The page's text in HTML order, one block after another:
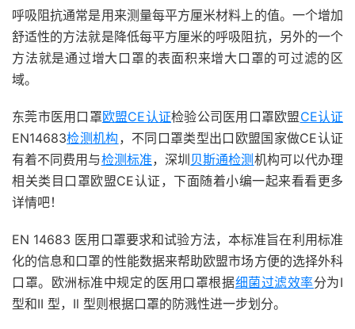
呼吸阻抗通常是用来测量每平方厘米材料上的值。一个增加
舒适性的方法就是降低每平方厘米的呼吸阻抗，另外的一个
方法就是通过增大口罩的表面积来增大口罩的可过滤的区
域。
东莞市医用口罩欧盟CE认证检验公司医用口罩欧盟CE认证
EN14683检测机构 ，不同口罩类型出口欧盟国家做CE认证
有着不同费用与检测标准，深圳 贝斯通检测 机构可以代办理
相关类目口罩欧盟CE认证，下面随着小编一起来看看更多
详情吧！
EN 14683 医用口罩要求和试验方法，本标准旨在利用标准
化的信息和口罩的性能数据来帮助欧盟市场方便的选择外科
口罩。欧洲标准中规定的医用口罩根据细菌过滤效率分为I
型和II 型，Il 型则根据口罩的防溅性进一步划分。